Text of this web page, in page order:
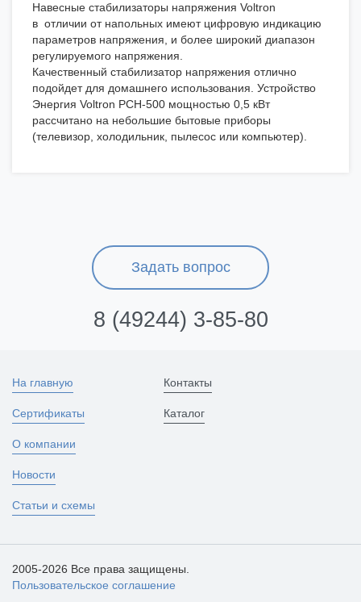
Навесные стабилизаторы напряжения Voltron
в отличии от напольных имеют цифровую индикацию
параметров напряжения, и более широкий диапазон
регулируемого напряжения.
Качественный стабилизатор напряжения отлично
подойдет для домашнего использования. Устройство
Энергия Voltron РСН-500 мощностью 0,5 кВт
рассчитано на небольшие бытовые приборы
(телевизор, холодильник, пылесос или компьютер).
Задать вопрос
8 (49244) 3-85-80
На главную
Сертификаты
О компании
Новости
Статьи и схемы
Контакты
Каталог
2005-2026 Все права защищены.
Пользовательское соглашение